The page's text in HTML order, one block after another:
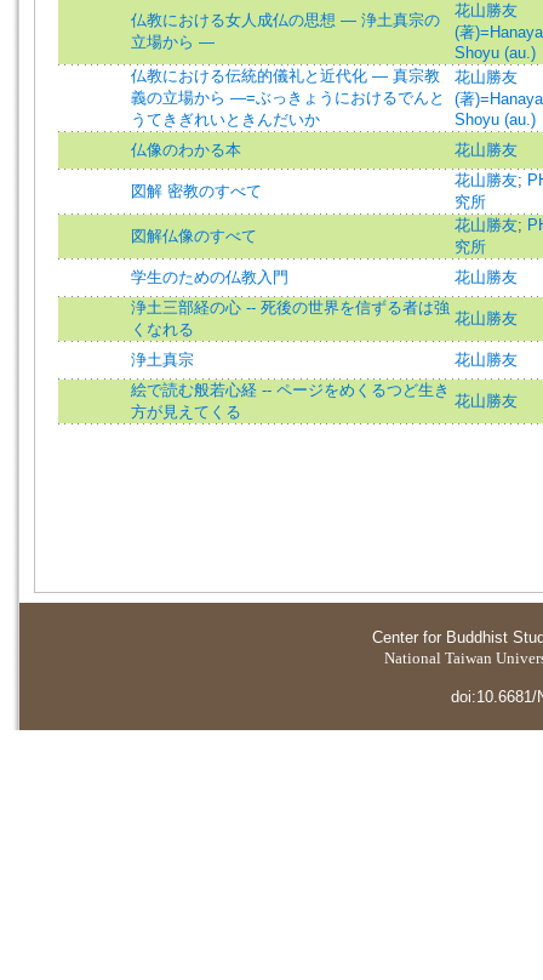
仏教における女人成仏の思想 ― 浄土真宗の
立場から ―
花山勝友
(著
Shoyu (au.)
仏教における伝統的儀礼と近代化 ― 真宗教
義の立場から ―=ぶっきょうにおけるでんと
うてきぎれいときんだいか
花山勝友
(著
Shoyu (au.)
仏像のわかる本
花山勝友
図解 密教のすべて
花山勝友;
究所
図解仏像のすべて
花山勝友;
究所
学生のための仏教入門
花山勝友
浄土三部経の心 -- 死後の世界を信ずる者は強
くなれる
花山勝友
浄土真宗
花山勝友
絵で読む般若心経 -- ページをめくるつど生き
方が見えてくる
花山勝友
Center for Buddhist
National Taiwan
doi:10.6681/